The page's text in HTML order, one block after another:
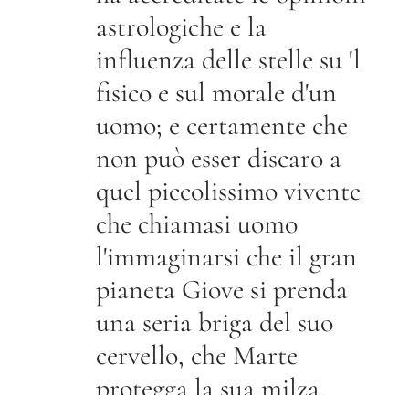
astrologiche e la
influenza delle stelle su 'l
fisico e sul morale d'un
uomo; e certamente che
non può esser discaro a
quel piccolissimo vivente
che chiamasi uomo
l'immaginarsi che il gran
pianeta Giove si prenda
una seria briga del suo
cervello, che Marte
protegga la sua milza,